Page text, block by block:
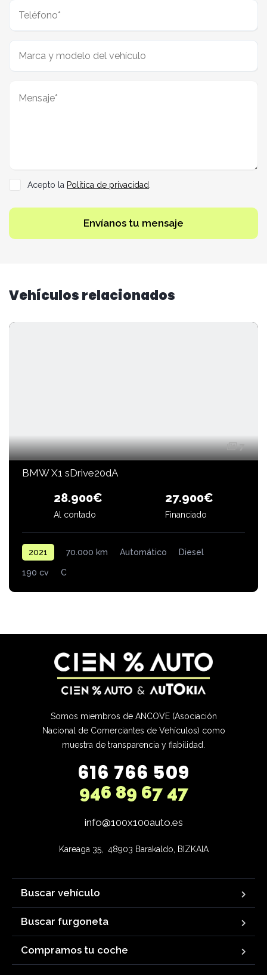
Acepto la Política de privacidad
Envíanos tu mensaje
Vehículos relacionados
7
BMW X1 sDrive20dA
28.900€
Al contado
27.900€
Financiado
2021 70.000 km Automático Diesel
190 cv C
Somos miembros de ANCOVE (Asociación
Nacional de Comerciantes de Vehículos) como
muestra de transparencia y fiabilidad.
616 766 509
946 89 67 47
info@100x100auto.es
Kareaga 35,  48903 Barakaldo, BIZKAIA
Buscar vehículo
Buscar furgoneta
Compramos tu coche